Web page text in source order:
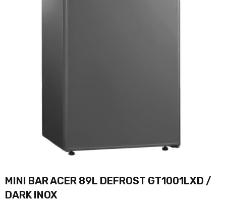
MINI BAR ACER 89L DEFROST GT1001LXD /
DARK INOX